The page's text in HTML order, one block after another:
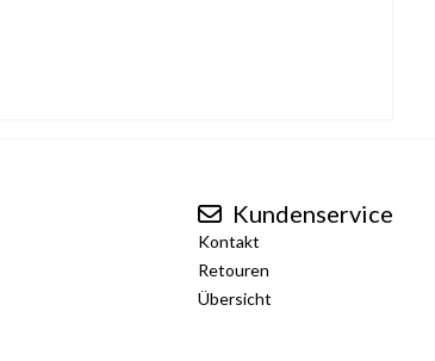
Kundenservice
Kontakt
Retouren
Übersicht